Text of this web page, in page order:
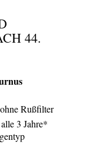
44.
Rußfilter
3 Jahre*